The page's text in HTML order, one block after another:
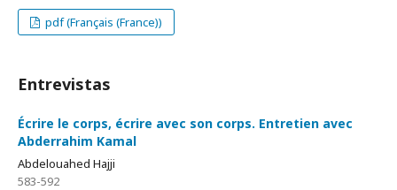
pdf (Français (France))
Entrevistas
Écrire le corps, écrire avec son corps. Entretien avec
Abderrahim Kamal
Abdelouahed Hajji
583-592